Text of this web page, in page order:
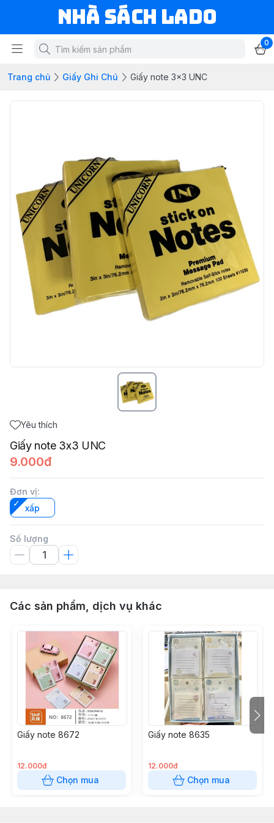
NHÀ SÁCH LADO
0
Trang chủ Giấy Ghi Chú Giấy note 3x3 UNC
Yêu thích
Giấy note 3x3 UNC
9.000đ
Đơn vị:
xấp
Số lượng
Các sản phẩm, dịch vụ khác
Giấy note 8672
12.000đ
Chọn mua
Giấy note 8635
12.000đ
Chọn mua